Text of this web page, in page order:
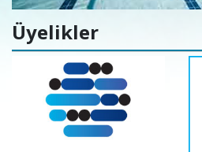
Üyelikler